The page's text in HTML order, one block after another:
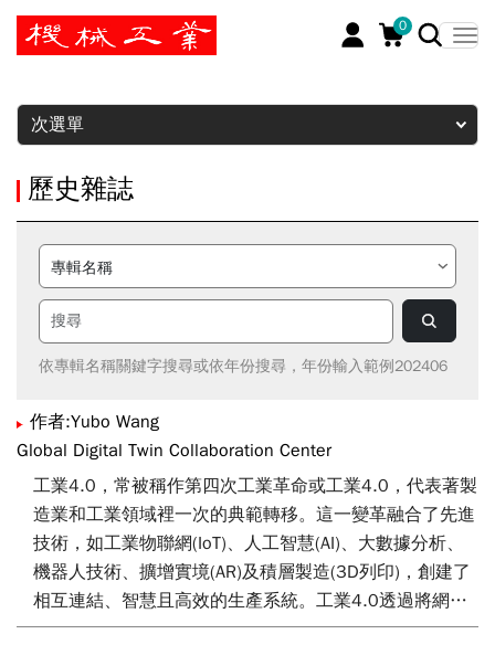
0
暫停
次選單
歷史雜誌
依專輯名稱關鍵字搜尋或依年份搜尋，年份輸入範例202406
作者:Yubo Wang
Global Digital Twin Collaboration Center
工業4.0，常被稱作第四次工業革命或工業4.0，代表著製
造業和工業領域裡一次的典範轉移。這一變革融合了先進
技術，如工業物聯網(IoT)、人工智慧(AI)、大數據分析、
機器人技術、擴增實境(AR)及積層製造(3D列印)，創建了
相互連結、智慧且高效的生產系統。工業4.0透過將網路
實體系統(CPS)整合進生產過程，進一步推動了這項進